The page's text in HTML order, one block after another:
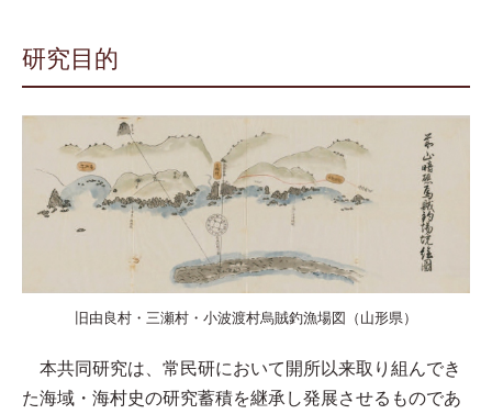
研究目的
旧由良村・三瀬村・小波渡村烏賊釣漁場図（山形県）
本共同研究は、常民研において開所以来取り組んでき
た海域・海村史の研究蓄積を継承し発展させるものであ